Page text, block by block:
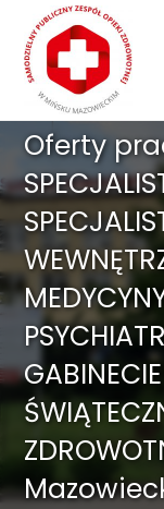
treści
content
Oferty